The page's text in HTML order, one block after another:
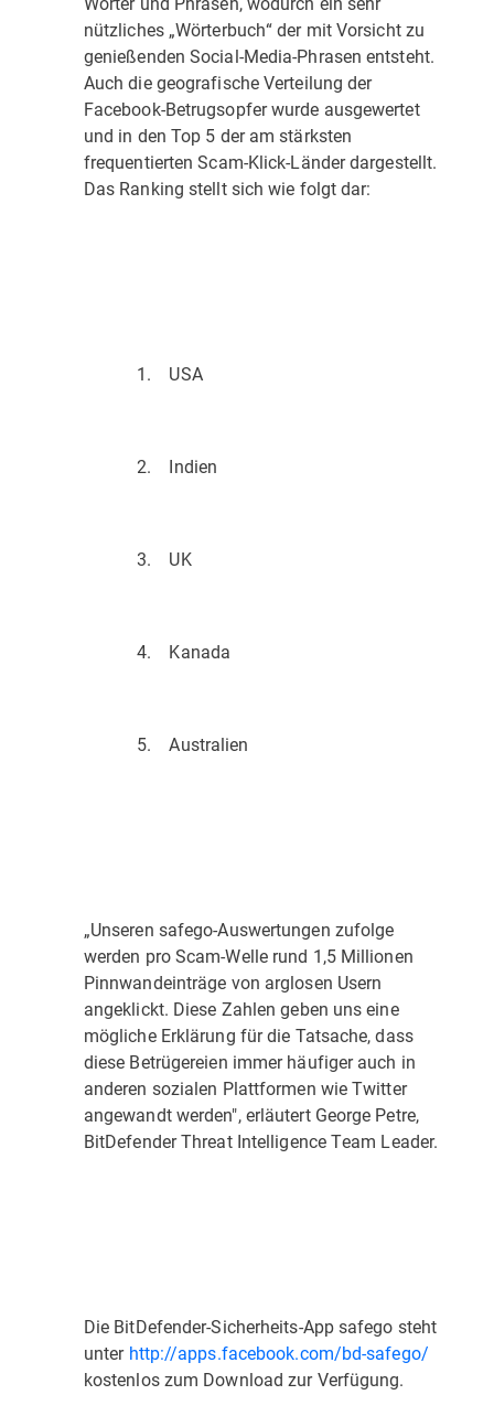
nützliches „Wörterbuch“ der mit Vorsicht zu
genießenden Social-Media-Phrasen entsteht.
Auch die geografische Verteilung der
Facebook-Betrugsopfer wurde ausgewertet
und in den Top 5 der am stärksten
frequentierten Scam-Klick-Länder dargestellt.
Das Ranking stellt sich wie folgt dar:
1. USA
2. Indien
3. UK
4. Kanada
5. Australien
„Unseren safego-Auswertungen zufolge
werden pro Scam-Welle rund 1,5 Millionen
Pinnwandeinträge von arglosen Usern
angeklickt. Diese Zahlen geben uns eine
mögliche Erklärung für die Tatsache, dass
diese Betrügereien immer häufiger auch in
anderen sozialen Plattformen wie Twitter
angewandt werden", erläutert George Petre,
BitDefender Threat Intelligence Team Leader.
Die BitDefender-Sicherheits-App safego steht
unter http://apps.facebook.com/bd-safego/
kostenlos zum Download zur Verfügung.